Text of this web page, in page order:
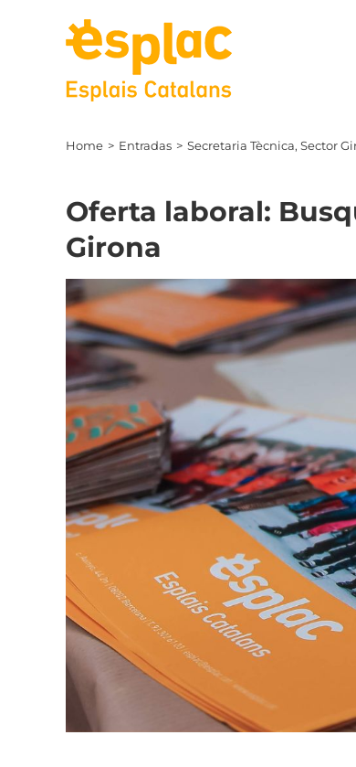
Home Entradas Secretaria Tècnica Sector
Oferta laboral:
Girona
View
Larger
Image